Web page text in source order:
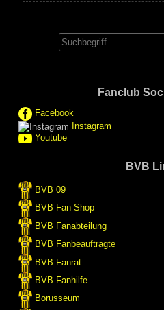
nach:
Fanclub
Facebook
Instagram
Youtube
BVB
BVB 09
BVB Fan Shop
BVB Fanabteilung
BVB Fanbeauftragte
BVB Fanrat
BVB Fanhilfe
Borusseum